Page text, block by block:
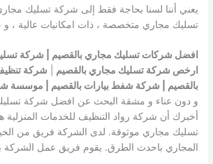
يعني أننا لسنا بحاجة فقط إلى شركة تسليك
تسليك مجاري متخصصة ، ذات امكانيات عالية ، و
افضل شركات تسليك مجاري بالقصيم | شركة
ارخص شركة تسليك مجاري بالقصيم
شركة
بالقصيم | شركة شفط بيارات بالقصيم | موسسة
و دون عناء و مشقة البحث عن افضل شركة
أخبرك أن شركة رواد التنظيف للخدمات
تسليك مجاري موثوقة. لدى الشركة فريق من
المجاري باحدث الطرق. يقوم فريق عمل الشركة